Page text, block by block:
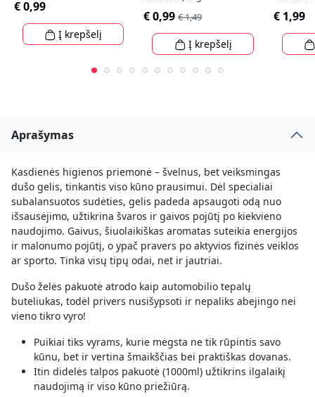
€ 0,99
Į krepšelį
€ 0,99 € 1,49
Į krepšelį
€ 1,99
Aprašymas
Kasdienės higienos priemonė – švelnus, bet veiksmingas
dušo gelis, tinkantis viso kūno prausimui. Dėl specialiai
subalansuotos sudėties, gelis padeda apsaugoti odą nuo
išsausėjimo, užtikrina švaros ir gaivos pojūtį po kiekvieno
naudojimo. Gaivus, šiuolaikiškas aromatas suteikia energijos
ir malonumo pojūtį, o ypač pravers po aktyvios fizinės veiklos
ar sporto. Tinka visų tipų odai, net ir jautriai.
Dušo želės pakuotė atrodo kaip automobilio tepalų
buteliukas, todėl privers nusišypsoti ir nepaliks abejingo nei
vieno tikro vyro!
Puikiai tiks vyrams, kurie mėgsta ne tik rūpintis savo
kūnu, bet ir vertina šmaikščias bei praktiškas dovanas.
Itin didelės talpos pakuotė (1000ml) užtikrins ilgalaikį
naudojimą ir viso kūno priežiūrą.